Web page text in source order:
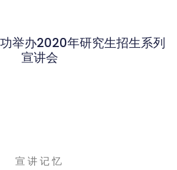
举办2020年研究生招生系列
宣讲会
宣讲记忆